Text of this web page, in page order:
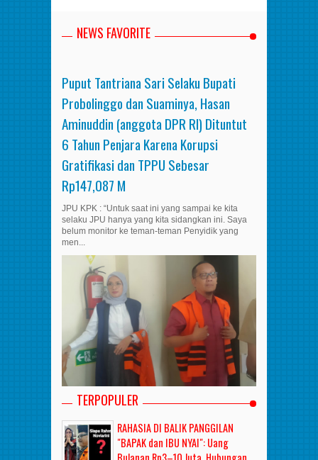
NEWS FAVORITE
Puput Tantriana Sari Selaku Bupati
Probolinggo dan Suaminya, Hasan
Aminuddin (anggota DPR RI) Dituntut
6 Tahun Penjara Karena Korupsi
Gratifikasi dan TPPU Sebesar
Rp147,087 M
JPU KPK : “Untuk saat ini yang sampai ke kita
selaku JPU hanya yang kita sidangkan ini. Saya
belum monitor ke teman-teman Penyidik yang
men...
TERPOPULER
RAHASIA DI BALIK PANGGILAN
"BAPAK dan IBU NYAI": Uang